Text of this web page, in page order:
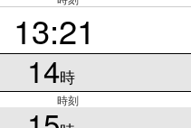
13:21
14時
時刻